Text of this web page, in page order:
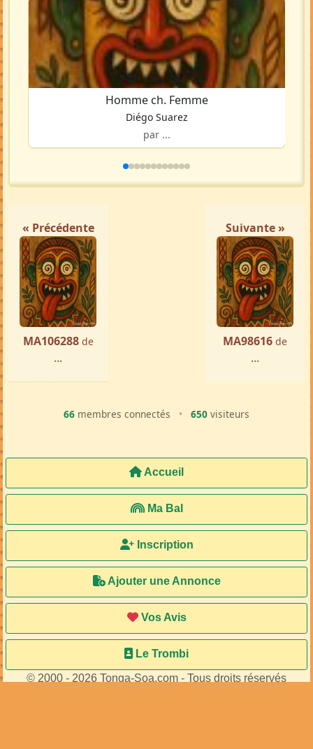
Homme ch. Femme
Diégo Suarez
par ...
« Précédente
MA106288 de
...
Suivante »
MA98616 de
...
66 membres connectés • 650 visiteurs
Accueil
Ma Bal
Inscription
Ajouter une Annonce
Vos Avis
Le Trombi
© 2000 - 2026 Tonga-Soa.com - Tous droits réservés